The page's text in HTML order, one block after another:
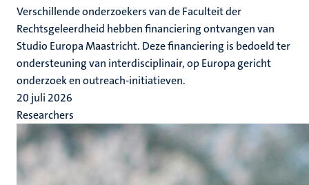
Verschillende onderzoekers van de Faculteit der
Rechtsgeleerdheid hebben financiering ontvangen van
Studio Europa Maastricht. Deze financiering is bedoeld ter
ondersteuning van interdisciplinair, op Europa gericht
onderzoek en outreach-initiatieven.
20 juli 2026
Researchers